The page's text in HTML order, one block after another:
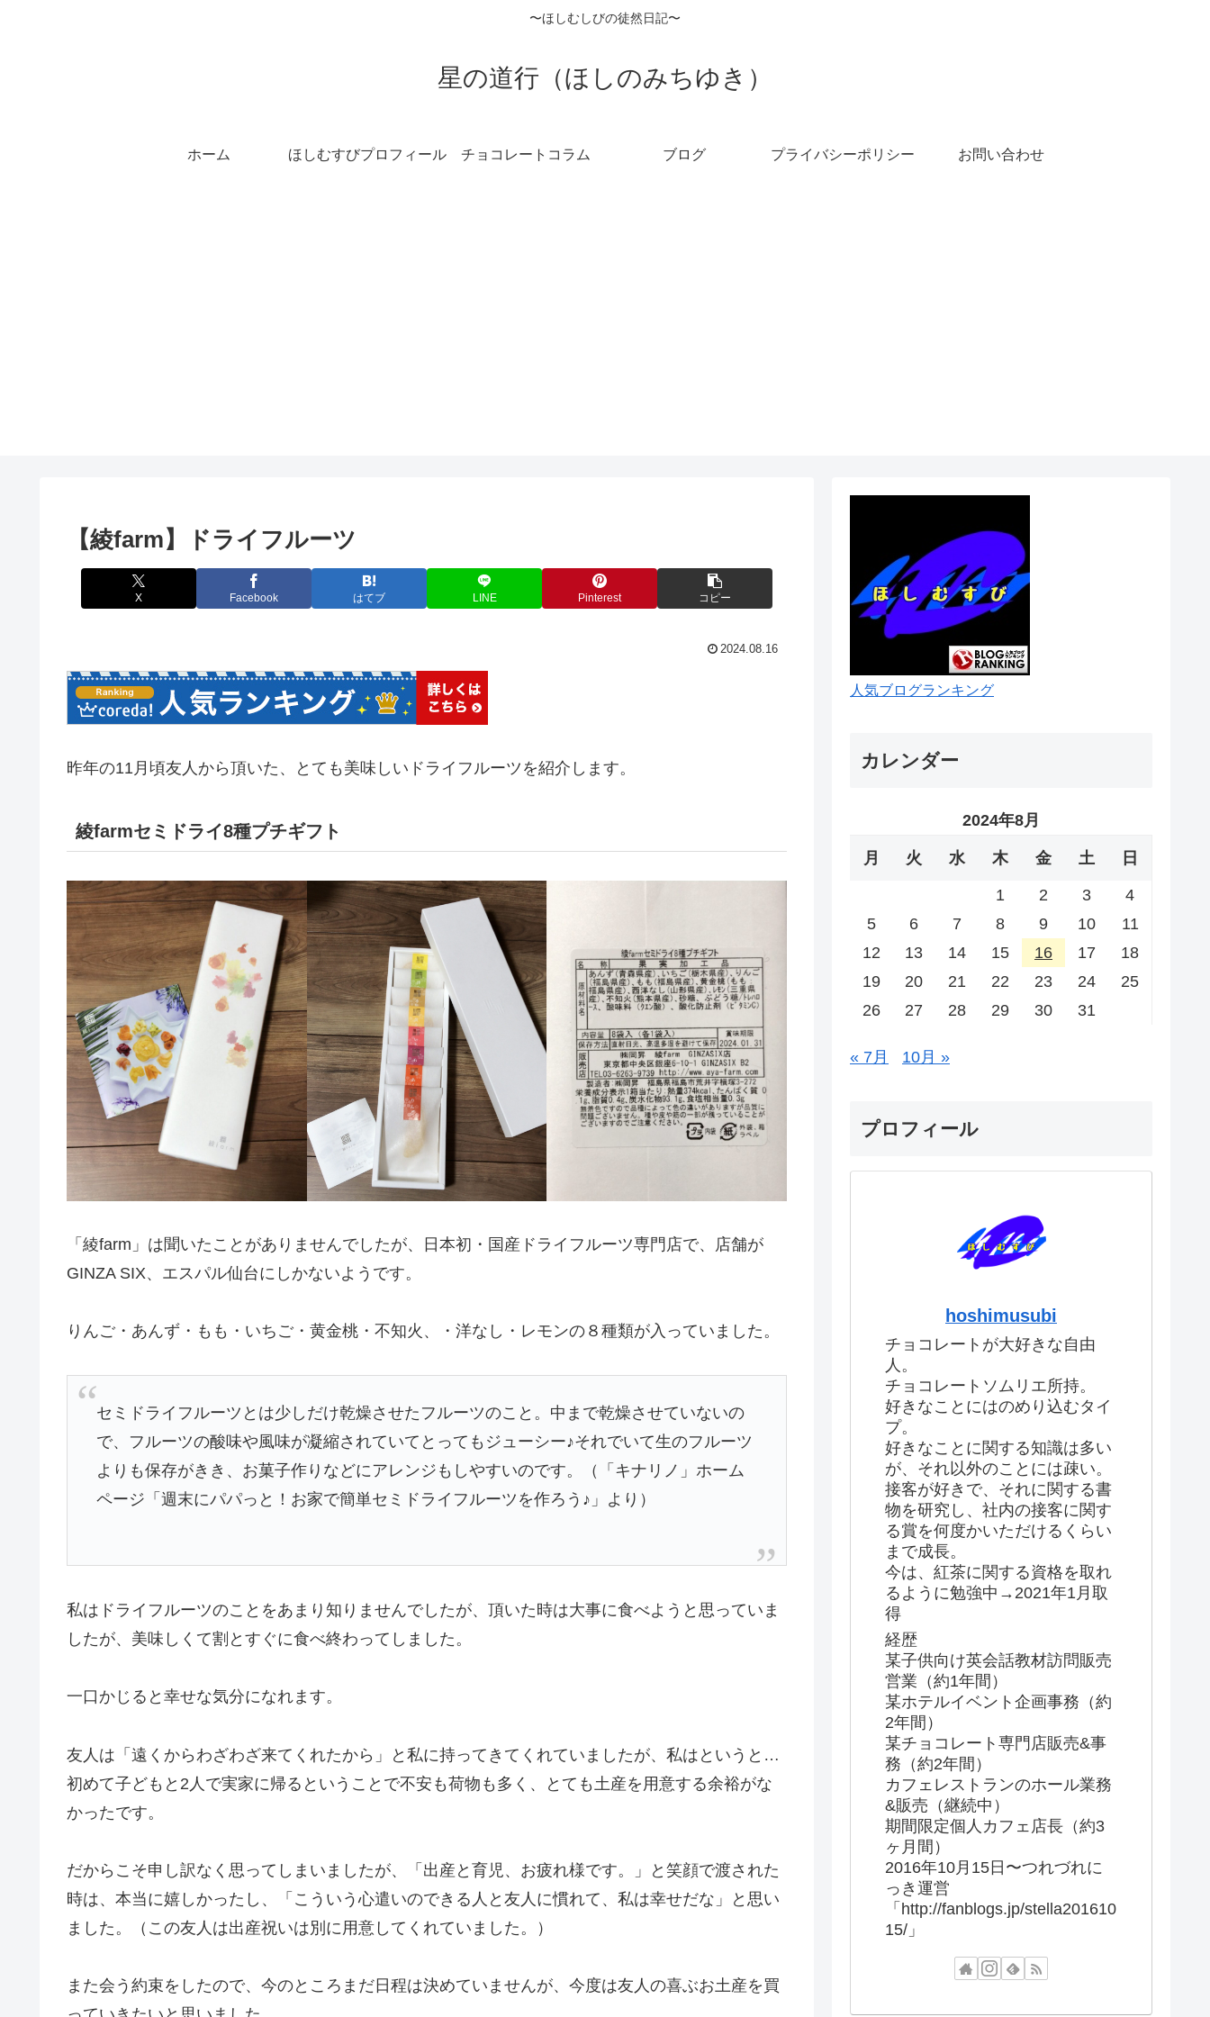
〜ほしむしびの徒然日記〜
星の道行（ほしのみちゆき）
ホーム ほしむすびプロフィール チョコレートコラム ブログ プライバシーポリシー お問い合わせ
【綾farm】ドライフルーツ
X Facebook はてブ LINE Pinterest コピー
2024.08.16
昨年の11月頃友人から頂いた、とても美味しいドライフルーツを紹介します。
綾farmセミドライ8種プチギフト
「綾farm」は聞いたことがありませんでしたが、日本初・国産ドライフルーツ専門店で、店舗が
GINZA SIX、エスパル仙台にしかないようです。
りんご・あんず・もも・いちご・黄金桃・不知火、・洋なし・レモンの８種類が入っていました。
セミドライフルーツとは少しだけ乾燥させたフルーツのこと。中まで乾燥させていないの
で、フルーツの酸味や風味が凝縮されていてとってもジューシー♪それでいて生のフルーツ
よりも保存がきき、お菓子作りなどにアレンジもしやすいのです。（「キナリノ」ホーム
ページ「週末にパパっと！お家で簡単セミドライフルーツを作ろう♪」より）
私はドライフルーツのことをあまり知りませんでしたが、頂いた時は大事に食べようと思っていま
したが、美味しくて割とすぐに食べ終わってしました。
一口かじると幸せな気分になれます。
友人は「遠くからわざわざ来てくれたから」と私に持ってきてくれていましたが、私はというと…
初めて子どもと2人で実家に帰るということで不安も荷物も多く、とても土産を用意する余裕がな
かったです。
だからこそ申し訳なく思ってしまいましたが、「出産と育児、お疲れ様です。」と笑顔で渡された
時は、本当に嬉しかったし、「こういう心遣いのできる人と友人に慣れて、私は幸せだな」と思い
ました。（この友人は出産祝いは別に用意してくれていました。）
また会う約束をしたので、今のところまだ日程は決めていませんが、今度は友人の喜ぶお土産を買
人気ブログランキング
カレンダー
2024年8月
月 火 水 木 金 土 日
1 2 3
4
5
6 7 8 9 10
11
12
13 14 15 16 17
18
19
20 21 22 23 24
25
26
27 28 29 30 31
« 7月 10月 »
プロフィール
hoshimusubi
チョコレートが大好きな自由
人。
チョコレートソムリエ所持。
好きなことにはのめり込むタイ
プ。
好きなことに関する知識は多い
が、それ以外のことには疎い。
接客が好きで、それに関する書
物を研究し、社内の接客に関す
る賞を何度かいただけるくらい
まで成長。
今は、紅茶に関する資格を取れ
るように勉強中→2021年1月取
得
経歴
某子供向け英会話教材訪問販売
営業（約1年間）
某ホテルイベント企画事務（約
2年間）
某チョコレート専門店販売&事
務（約2年間）
カフェレストランのホール業務
&販売（継続中）
期間限定個人カフェ店長（約3
ヶ月間）
2016年10月15日〜つれづれに
っき運営
「http://fanblogs.jp/stella201610
15/」